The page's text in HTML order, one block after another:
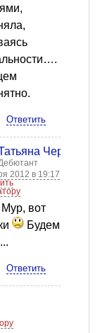
Ответить
Черных
2012 в 19:17
вот
Будем
Ответить